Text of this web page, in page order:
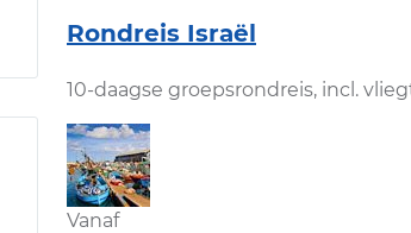
Rondreis Israël
10-daagse groepsrondreis, incl.
Vanaf